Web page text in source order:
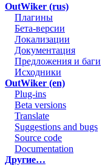
OutWiker (rus)
Плагины
Бета-версии
Локализации
Документация
Предложения и баги
Исходники
OutWiker (en)
Plug-ins
Beta versions
Translate
Suggestions and bugs
Source code
Documentation
Другие…